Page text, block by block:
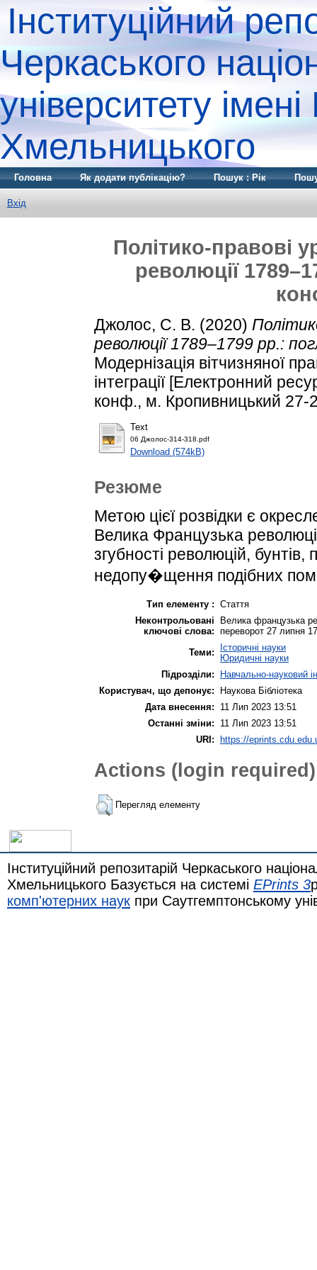
Інституційний
Черкаського
університету
Хмельницького
Головна Як додати публікацію? Пошук : Рік
Вхід
Політико-правові
революції
Джолос, С. В. (2020)
революції 1789–1799 рр.:
Модернізація вітчизняної
інтеграції [Електронний
конф., м. Кропивницький 27-
Text
06 Джолос-314-318.pdf
Download (574kB)
Резюме
Метою цієї розвідки є
Велика Французька
згубності революцій,
недопу�щення подібних
Тип елементу : Стаття
Неконтрольовані
ключові слова:
Велика французька
переворот 27 липня
Теми:
Історичні науки
Юридичні науки
Підрозділи:
Навчально-науковий
Користувач, що депонує:
Наукова Бібліотека
Дата внесення:
11 Лип 2023 13:51
Останні зміни:
11 Лип 2023 13:51
URI: https://
Actions (login required)
Перегляд елементу
Інституційний репозитарій Черкаського
Хмельницького Базується на системі EPrints 3
комп'ютерних наук при Саутгемптонському